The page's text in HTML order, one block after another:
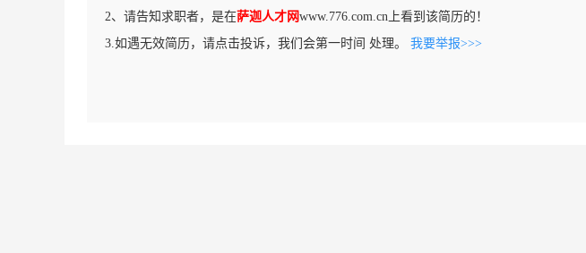
2、请告知求职者，是在萨迦人才网www.776.com.cn上看到该简历的！
3.如遇无效简历，请点击投诉，我们会第一时间 处理。 我要举报>>>